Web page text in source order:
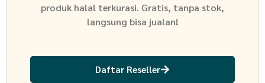
produk halal terkurasi. Gratis, tanpa stok,
langsung bisa jualan!
Daftar Reseller